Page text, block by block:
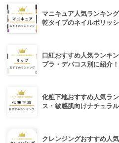
マニキュア人気ランキン
乾タイプのネイルポリッ
口紅おすすめ人気ランキ
プラ・デパコス別に紹介！
化粧下地おすすめ人気ラ
ス・敏感肌向けナチュラ
クレンジングおすすめ人